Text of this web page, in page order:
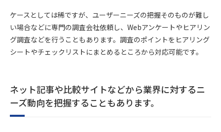
ケースとしては稀ですが、ユーザーニーズの把握そのものが難し
い場合などに専門の調査会社依頼し、Webアンケートやヒアリン
グ調査などを行うこともあります。調査のポイントをヒアリング
シートやチェックリストにまとめるところから対応可能です。
ネット記事や比較サイトなどから業界に対するニ
ーズ動向を把握することもあります。